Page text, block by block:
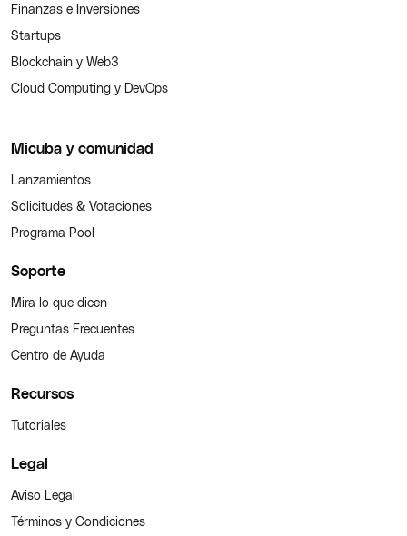
Finanzas e Inversiones
Startups
Blockchain y Web3
Cloud Computing y DevOps
Micuba y comunidad
Lanzamientos
Solicitudes & Votaciones
Programa Pool
Soporte
Mira lo que dicen
Preguntas Frecuentes
Centro de Ayuda
Recursos
Tutoriales
Legal
Aviso Legal
Términos y Condiciones